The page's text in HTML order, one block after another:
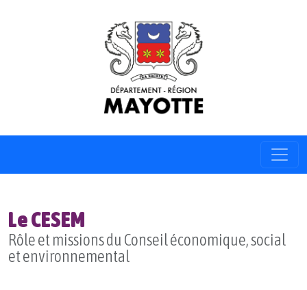
Le CESEM
Rôle et missions du Conseil économique, social
et environnemental